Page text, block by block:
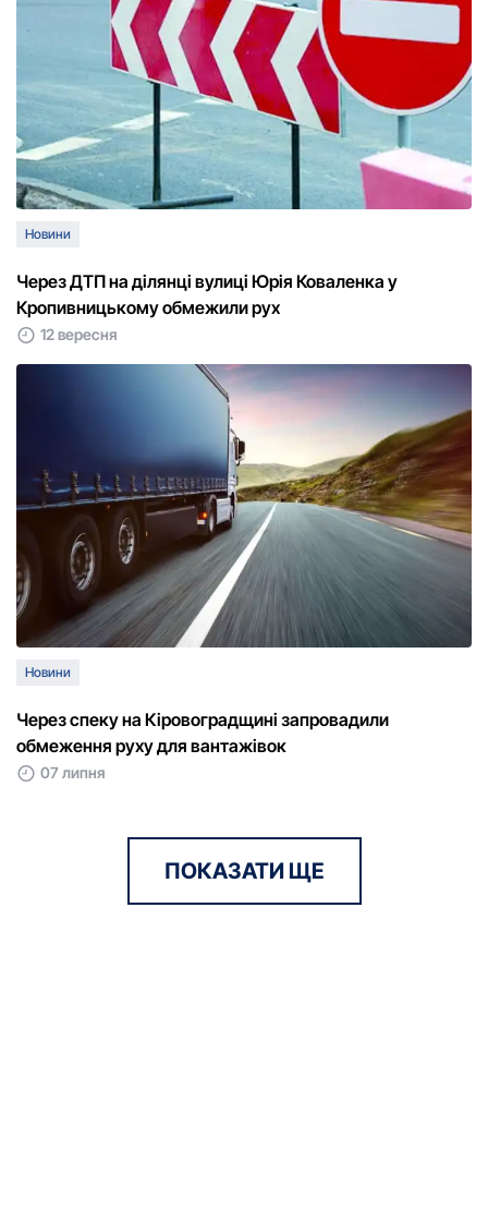
Новини
Через ДТП на ділянці вулиці Юрія Коваленка у
Кропивницькому обмежили рух
12 вересня
Новини
Через спеку на Кіровоградщині запровадили
обмеження руху для вантажівок
07 липня
ПОКАЗАТИ ЩЕ